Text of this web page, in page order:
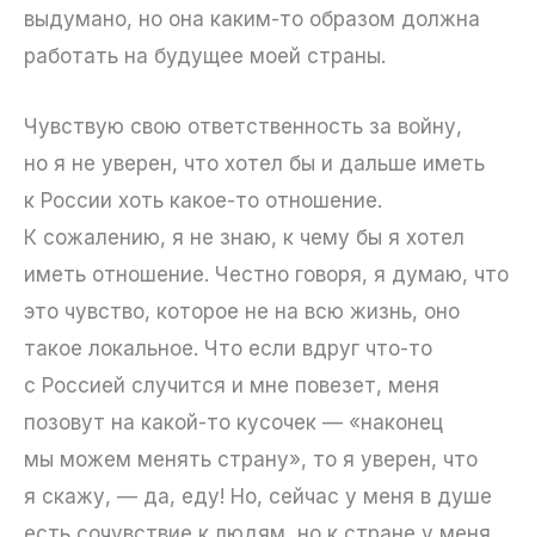
выдумано, но она каким-то образом должна
работать на будущее моей страны.
Чувствую свою ответственность за войну,
но я не уверен, что хотел бы и дальше иметь
к России хоть какое-то отношение.
К сожалению, я не знаю, к чему бы я хотел
иметь отношение. Честно говоря, я думаю, что
это чувство, которое не на всю жизнь, оно
такое локальное. Что если вдруг что-то
с Россией случится и мне повезет, меня
позовут на какой-то кусочек — «наконец
мы можем менять страну», то я уверен, что
я скажу, — да, еду! Но, сейчас у меня в душе